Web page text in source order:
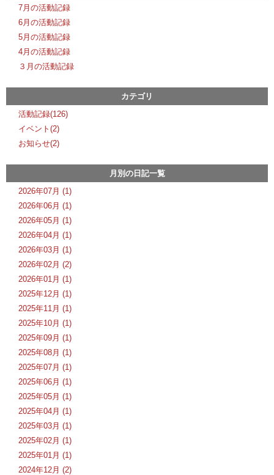
7月の活動記録
6月の活動記録
5月の活動記録
4月の活動記録
３月の活動記録
カテゴリ
活動記録(126)
イベント(2)
お知らせ(2)
月別の日記一覧
2026年07月 (1)
2026年06月 (1)
2026年05月 (1)
2026年04月 (1)
2026年03月 (1)
2026年02月 (2)
2026年01月 (1)
2025年12月 (1)
2025年11月 (1)
2025年10月 (1)
2025年09月 (1)
2025年08月 (1)
2025年07月 (1)
2025年06月 (1)
2025年05月 (1)
2025年04月 (1)
2025年03月 (1)
2025年02月 (1)
2025年01月 (1)
2024年12月 (2)